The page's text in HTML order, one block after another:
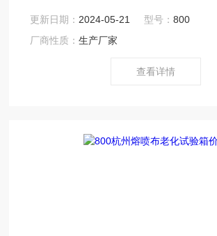
电子、电脑、通讯等方面的设备。适用于熔
喷布模具、熔喷布模具喷头、无纺布模具、
达到预热处理、老化处理从而保障了熔喷布
更新日期： 2024-05-21 型号：800
厂商性质：生产厂家
查看详情